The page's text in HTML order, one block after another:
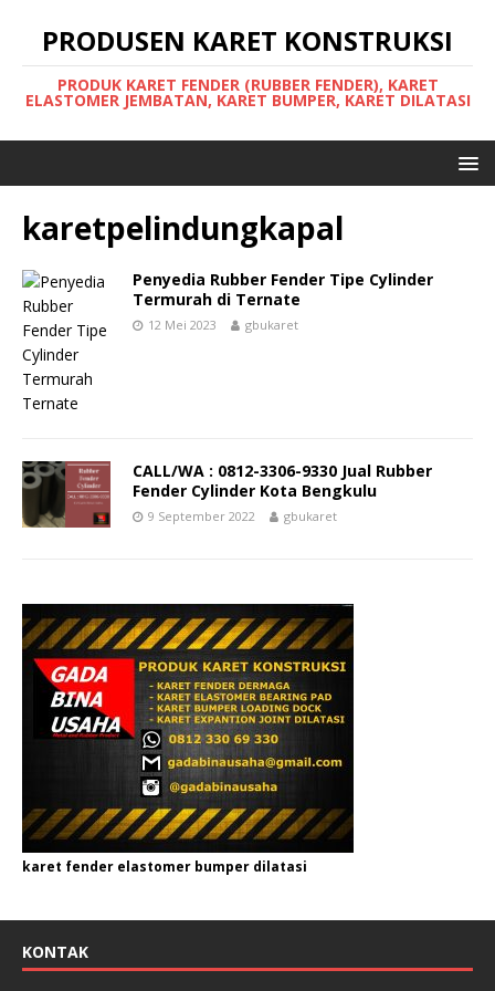
PRODUSEN KARET KONSTRUKSI
PRODUK KARET FENDER (RUBBER FENDER), KARET
ELASTOMER JEMBATAN, KARET BUMPER, KARET DILATASI
karetpelindungkapal
Penyedia Rubber Fender Tipe Cylinder
Termurah di Ternate
12 Mei 2023 gbukaret
CALL/WA : 0812-3306-9330 Jual Rubber
Fender Cylinder Kota Bengkulu
9 September 2022 gbukaret
karet fender elastomer bumper dilatasi
KONTAK